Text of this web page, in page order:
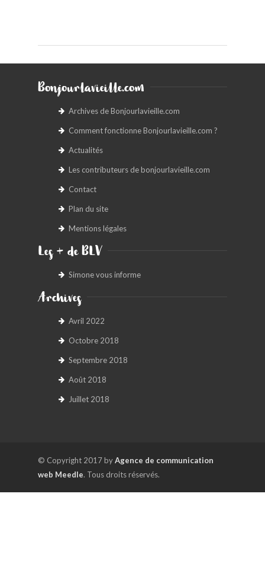
Bonjourlavieille.com
Archives de Bonjourlavieille.com
Comment fonctionne Bonjourlavieille.com ?
Actualités
Les contributeurs de bonjourlavieille.com
Contact
Plan du site
Mentions légales
Les + de BLV
Simone vous informe
Archives
Avril 2022
Octobre 2018
Septembre 2018
Août 2018
Juillet 2018
© Copyright 2017 byAgence de communication
web Meedle. Tous droits réservés.